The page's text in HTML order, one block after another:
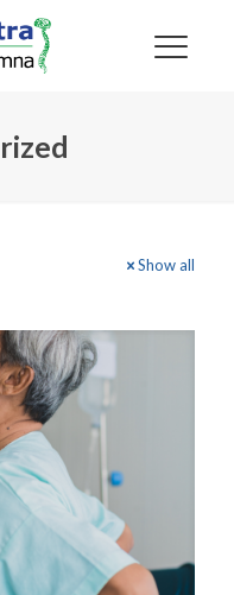
Show all